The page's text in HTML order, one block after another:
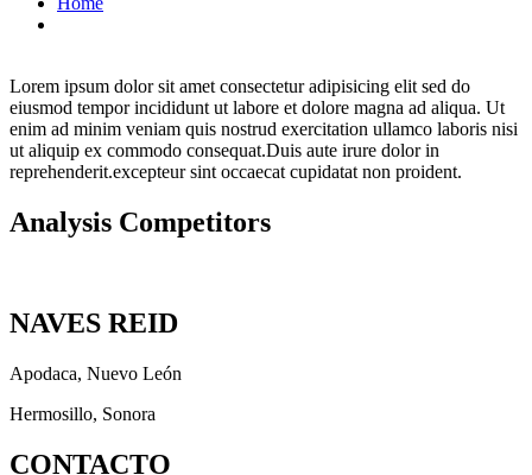
Lorem ipsum dolor sit amet consectetur adipisicing elit sed do
eiusmod tempor incididunt ut labore et dolore magna ad aliqua. Ut
enim ad minim veniam quis nostrud exercitation ullamco laboris nisi
ut aliquip ex commodo consequat.Duis aute irure dolor in
reprehenderit.excepteur sint occaecat cupidatat non proident.
Analysis Competitors
NAVES REID
Apodaca, Nuevo León
Hermosillo, Sonora
CONTACTO